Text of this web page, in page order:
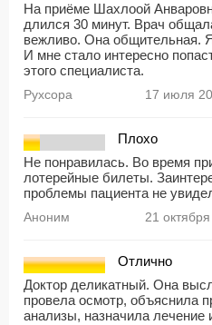
На приёме Шахлоой
длился 30 минут. Врач
вежливо. Она общительная.
И мне стало интересно
этого специалиста.
Рухсора 17 июля
Плохо
Не понравилась. Во время
лотерейные билеты.
проблемы пациента не
Аноним 21
Отлично
Доктор деликатный. Она
провела осмотр, объяснила
анализы, назначила лечение